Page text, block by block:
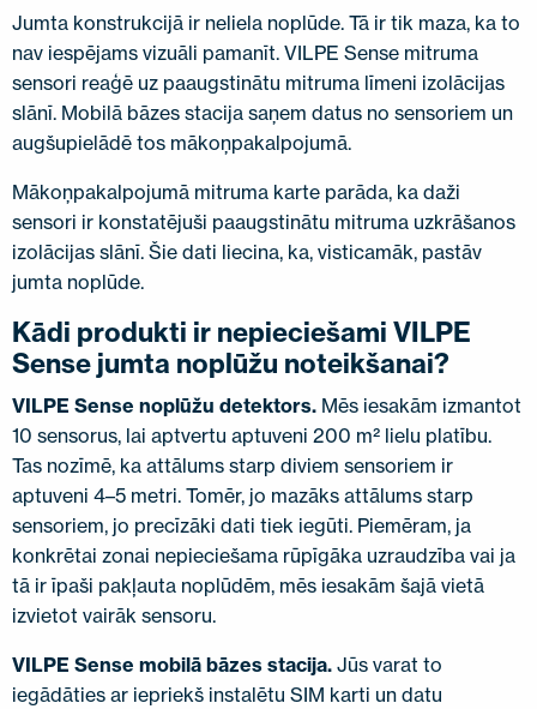
Jumta konstrukcijā ir neliela noplūde. Tā ir tik maza, ka to
nav iespējams vizuāli pamanīt. VILPE Sense mitruma
sensori reaģē uz paaugstinātu mitruma līmeni izolācijas
slānī. Mobilā bāzes stacija saņem datus no sensoriem un
augšupielādē tos mākoņpakalpojumā.
Mākoņpakalpojumā mitruma karte parāda, ka daži
sensori ir konstatējuši paaugstinātu mitruma uzkrāšanos
izolācijas slānī. Šie dati liecina, ka, visticamāk, pastāv
jumta noplūde.
Kādi produkti ir nepieciešami VILPE
Sense jumta noplūžu noteikšanai?
VILPE Sense noplūžu detektors. Mēs iesakām izmantot
10 sensorus, lai aptvertu aptuveni 200 m² lielu platību.
Tas nozīmē, ka attālums starp diviem sensoriem ir
aptuveni 4–5 metri. Tomēr, jo mazāks attālums starp
sensoriem, jo precīzāki dati tiek iegūti. Piemēram, ja
konkrētai zonai nepieciešama rūpīgāka uzraudzība vai ja
tā ir īpaši pakļauta noplūdēm, mēs iesakām šajā vietā
izvietot vairāk sensoru.
VILPE Sense mobilā bāzes stacija. Jūs varat to
iegādāties ar iepriekš instalētu SIM karti un datu